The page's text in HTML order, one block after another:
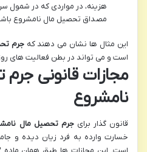
هزینه، در مواردی که در شمول
مصداق تحصیل مال نامشروع
این مثال ها نشان می دهند کهجرم
است و می تواند در بطن فعالیت های
مجازات قانونی
نامشروع
قانون گذار برایجرم تحصیل مال
خسارت وارده به فرد زیان دیده و